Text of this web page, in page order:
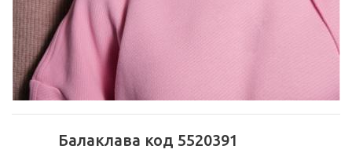
Балаклава код 5520391